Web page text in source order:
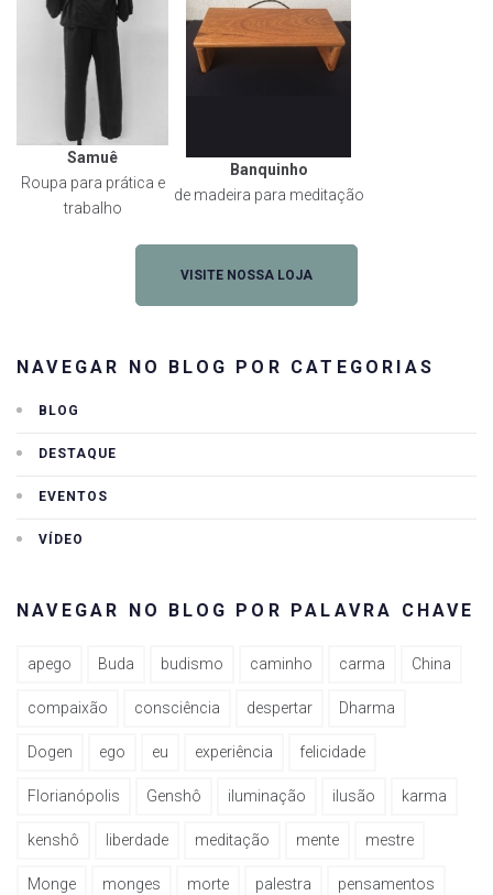
Samuê
Roupa para prática e
trabalho
Banquinho
de madeira para meditação
VISITE NOSSA LOJA
NAVEGAR NO BLOG POR CATEGORIAS
BLOG
DESTAQUE
EVENTOS
VÍDEO
NAVEGAR NO BLOG POR PALAVRA CHAVE
apego Buda budismo caminho carma China
compaixão consciência despertar Dharma
Dogen ego eu experiência felicidade
Florianópolis Genshô iluminação ilusão karma
kenshô liberdade meditação mente mestre
Monge monges morte palestra pensamentos